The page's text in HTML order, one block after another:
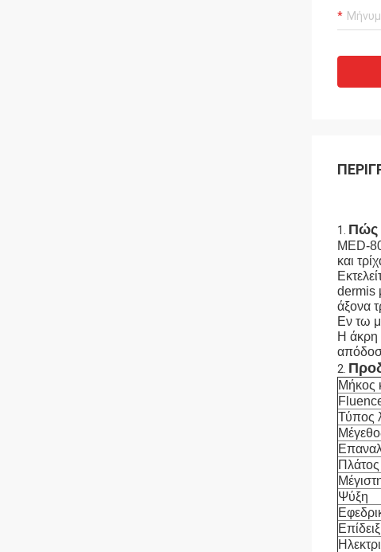
1. Πώς
MED-
και
dermis
άξονα
Εν τω
Η άκρη
2.
Μήκος
Τύπος
Ψύξη